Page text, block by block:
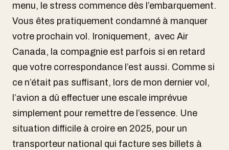
menu, le stress commence dès l’embarquement.
Vous êtes pratiquement condamné à manquer
votre prochain vol. Ironiquement, avec Air
Canada, la compagnie est parfois si en retard
que votre correspondance l’est aussi. Comme si
ce n’était pas suffisant, lors de mon dernier vol,
l’avion a dû effectuer une escale imprévue
simplement pour remettre de l’essence. Une
situation difficile à croire en 2025, pour un
transporteur national qui facture ses billets à